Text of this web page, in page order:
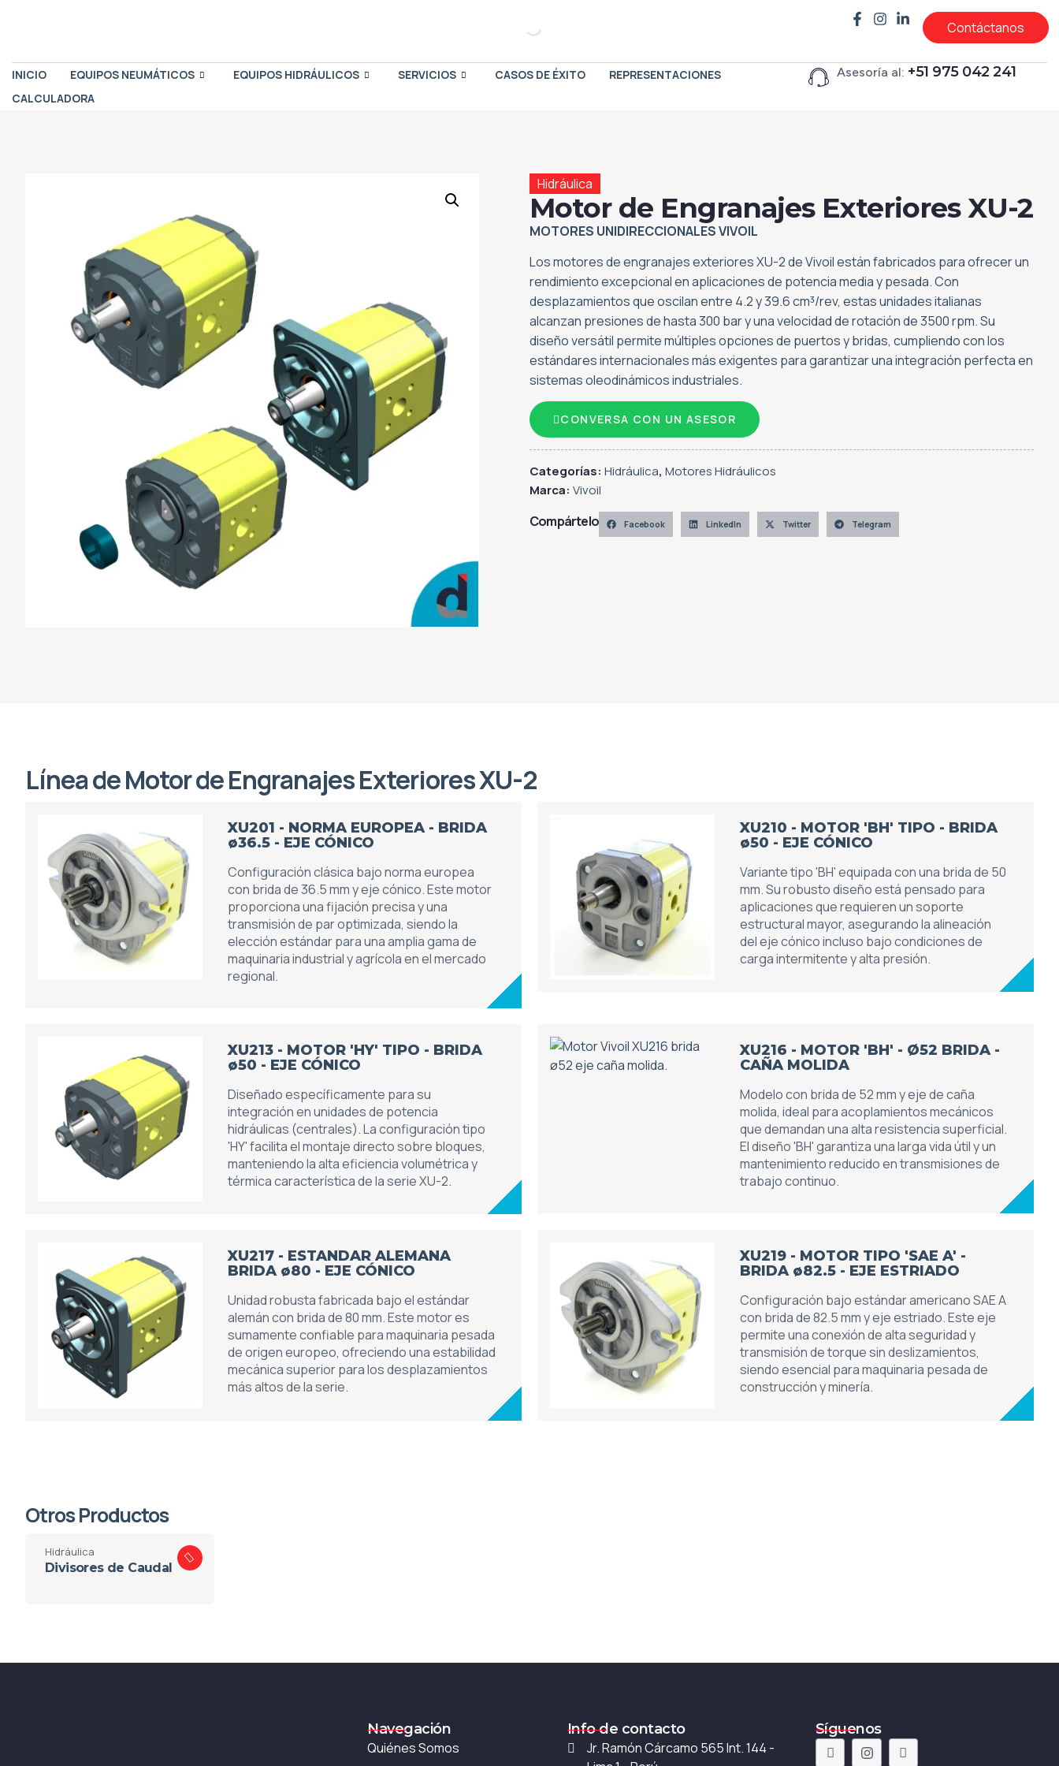
Contáctanos
INICIO EQUIPOS NEUMÁTICOS EQUIPOS HIDRÁULICOS SERVICIOS CASOS DE ÉXITO
REPRESENTACIONES
CALCULADORA
Asesoría al: +51 975 042 241
Hidráulica
Motor de Engranajes Exteriores XU-2
MOTORES UNIDIRECCIONALES VIVOIL
Los motores de engranajes exteriores XU-2 de Vivoil están fabricados para ofrecer un
rendimiento excepcional en aplicaciones de potencia media y pesada. Con
desplazamientos que oscilan entre 4.2 y 39.6 cm³/rev, estas unidades italianas
alcanzan presiones de hasta 300 bar y una velocidad de rotación de 3500 rpm. Su
diseño versátil permite múltiples opciones de puertos y bridas, cumpliendo con los
estándares internacionales más exigentes para garantizar una integración perfecta en
sistemas oleodinámicos industriales.
CONVERSA CON UN ASESOR
Categorías: Hidráulica, Motores Hidráulicos
Marca: Vivoil
Compártelo Facebook LinkedIn Twitter Telegram
Línea de Motor de Engranajes Exteriores XU-2
XU201 - NORMA EUROPEA - BRIDA
ø36.5 - EJE CÓNICO
Configuración clásica bajo norma europea
con brida de 36.5 mm y eje cónico. Este motor
proporciona una fijación precisa y una
transmisión de par optimizada, siendo la
elección estándar para una amplia gama de
maquinaria industrial y agrícola en el mercado
regional.
XU210 - MOTOR 'BH' TIPO - BRIDA
ø50 - EJE CÓNICO
Variante tipo 'BH' equipada con una brida de 50
mm. Su robusto diseño está pensado para
aplicaciones que requieren un soporte
estructural mayor, asegurando la alineación
del eje cónico incluso bajo condiciones de
carga intermitente y alta presión.
XU213 - MOTOR 'HY' TIPO - BRIDA
ø50 - EJE CÓNICO
Diseñado específicamente para su
integración en unidades de potencia
hidráulicas (centrales). La configuración tipo
'HY' facilita el montaje directo sobre bloques,
manteniendo la alta eficiencia volumétrica y
térmica característica de la serie XU-2.
XU216 - MOTOR 'BH' - Ø52 BRIDA -
CAÑA MOLIDA
Modelo con brida de 52 mm y eje de caña
molida, ideal para acoplamientos mecánicos
que demandan una alta resistencia superficial.
El diseño 'BH' garantiza una larga vida útil y un
mantenimiento reducido en transmisiones de
trabajo continuo.
XU217 - ESTANDAR ALEMANA
BRIDA ø80 - EJE CÓNICO
Unidad robusta fabricada bajo el estándar
alemán con brida de 80 mm. Este motor es
sumamente confiable para maquinaria pesada
de origen europeo, ofreciendo una estabilidad
mecánica superior para los desplazamientos
más altos de la serie.
XU219 - MOTOR TIPO 'SAE A' -
BRIDA ø82.5 - EJE ESTRIADO
Configuración bajo estándar americano SAE A
con brida de 82.5 mm y eje estriado. Este eje
permite una conexión de alta seguridad y
transmisión de torque sin deslizamientos,
siendo esencial para maquinaria pesada de
construcción y minería.
Otros Productos
Hidráulica
Divisores de Caudal
Navegación
Quiénes Somos
Info de contacto
Jr. Ramón Cárcamo 565 Int. 144 -
Síguenos